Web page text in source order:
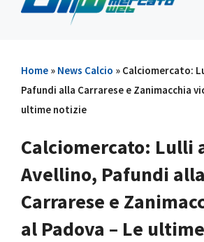
contenuto
Home » News Calcio » Calciomercato:
Pafundi alla Carrarese e Zanimacchia
ultime notizie
Calciomercato: Lulli
Avellino, Pafundi alla
Carrarese e
al Padova – Le